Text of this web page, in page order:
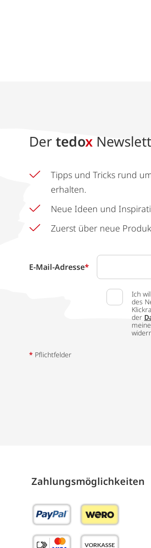
Der tedox
Tipps und Tricks rund
erhalten.
Neue Ideen und
Zuerst über neue
E-Mail-Adresse*
Ich
des
der
* Pflichtfelder
Zahlungs­möglich­keiten